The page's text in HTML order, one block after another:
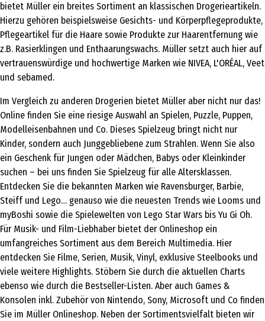
bietet Müller ein breites Sortiment an klassischen Drogerieartikeln.
Hierzu gehören beispielsweise Gesichts- und Körperpflegeprodukte,
Pflegeartikel für die Haare sowie Produkte zur Haarentfernung wie
z.B. Rasierklingen und Enthaarungswachs. Müller setzt auch hier auf
vertrauenswürdige und hochwertige Marken wie NIVEA, L'ORÉAL, Veet
und sebamed.
Im Vergleich zu anderen Drogerien bietet Müller aber nicht nur das!
Online finden Sie eine riesige Auswahl an Spielen, Puzzle, Puppen,
Modelleisenbahnen und Co. Dieses Spielzeug bringt nicht nur
Kinder, sondern auch Junggebliebene zum Strahlen. Wenn Sie also
ein Geschenk für Jungen oder Mädchen, Babys oder Kleinkinder
suchen – bei uns finden Sie Spielzeug für alle Altersklassen.
Entdecken Sie die bekannten Marken wie Ravensburger, Barbie,
Steiff und Lego… genauso wie die neuesten Trends wie Looms und
myBoshi sowie die Spielewelten von Lego Star Wars bis Yu Gi Oh.
Für Musik- und Film-Liebhaber bietet der Onlineshop ein
umfangreiches Sortiment aus dem Bereich Multimedia. Hier
entdecken Sie Filme, Serien, Musik, Vinyl, exklusive Steelbooks und
viele weitere Highlights. Stöbern Sie durch die aktuellen Charts
ebenso wie durch die Bestseller-Listen. Aber auch Games &
Konsolen inkl. Zubehör von Nintendo, Sony, Microsoft und Co finden
Sie im Müller Onlineshop. Neben der Sortimentsvielfalt bieten wir